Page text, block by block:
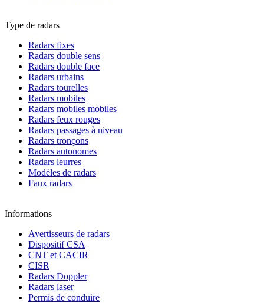
Type de radars
Radars fixes
Radars double sens
Radars double face
Radars urbains
Radars tourelles
Radars mobiles
Radars mobiles mobiles
Radars feux rouges
Radars passages à niveau
Radars tronçons
Radars autonomes
Radars leurres
Modèles de radars
Faux radars
Informations
Avertisseurs de radars
Dispositif CSA
CNT et CACIR
CISR
Radars Doppler
Radars laser
Permis de conduire